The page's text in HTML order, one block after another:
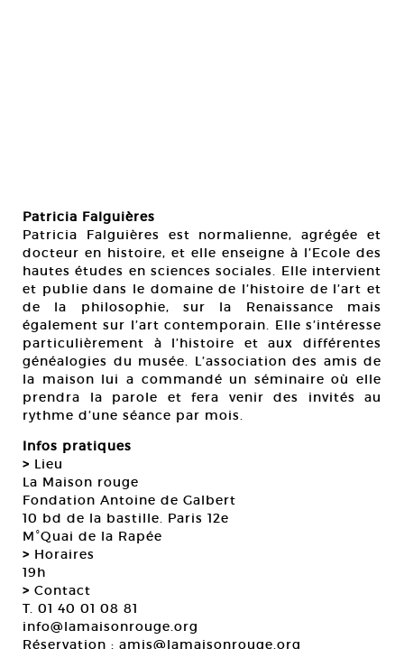
Patricia Falguières
Patricia Falguières est normalienne, agrégée et
docteur en histoire, et elle enseigne à l’Ecole des
hautes études en sciences sociales. Elle intervient
et publie dans le domaine de l’histoire de l’art et
de la philosophie, sur la Renaissance mais
également sur l’art contemporain. Elle s’intéresse
particulièrement à l’histoire et aux différentes
généalogies du musée. L’association des amis de
la maison lui a commandé un séminaire où elle
prendra la parole et fera venir des invités au
rythme d’une séance par mois.
Infos pratiques
> Lieu
La Maison rouge
Fondation Antoine de Galbert
10 bd de la bastille. Paris 12e
M°Quai de la Rapée
> Horaires
19h
> Contact
T. 01 40 01 08 81
info@lamaisonrouge.org
Réservation : amis@lamaisonrouge.org